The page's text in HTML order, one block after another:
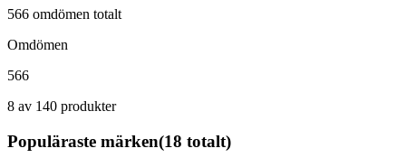
566 omdömen totalt
Omdömen
566
8 av 140 produkter
Populäraste märken(18 totalt)